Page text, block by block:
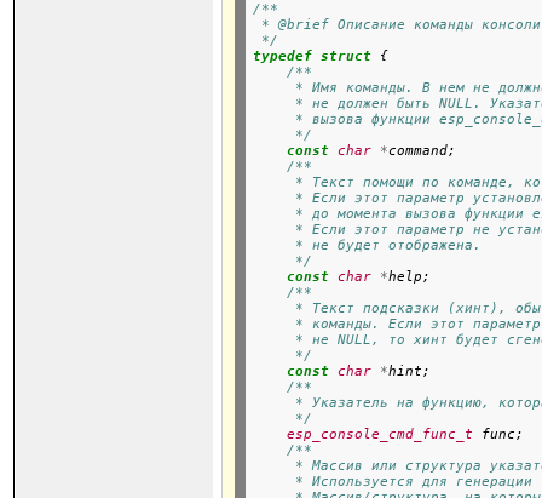
/**
* @brief Описание команды консоли
*/
typedef struct {
/**
* Имя команды. В нем не
* не должен быть NULL.
* вызова функции
     */
const char *command;
/**
* Текст помощи по команде,
* Если этот параметр
* до момента вызова функции
* Если этот параметр не
     * не будет отображена.
     */
const char *help;
/**
* Текст подсказки (хинт),
* команды. Если этот
* не NULL, то хинт будет
     */
const char *hint;
/**
* Указатель на функцию,
     */
esp_console_cmd_func_t
func;
/**
* Массив или структура
* Используется для генерации